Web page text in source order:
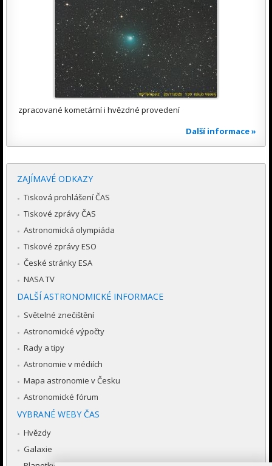
zpracované kometární i hvězdné provedení
Další informace »
ZAJÍMAVÉ ODKAZY
Tisková prohlášení ČAS
Tiskové zprávy ČAS
Astronomická olympiáda
Tiskové zprávy ESO
České stránky ESA
NASA TV
DALŠÍ ASTRONOMICKÉ INFORMACE
Světelné znečištění
Astronomické výpočty
Rady a tipy
Astronomie v médiích
Mapa astronomie v Česku
Astronomické fórum
VYBRANÉ WEBY ČAS
Hvězdy
Galaxie